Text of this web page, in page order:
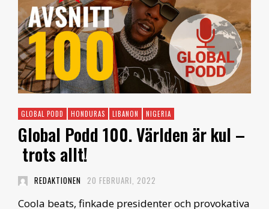
GLOBAL PODD HONDURAS LIBANON NIGERIA
Global Podd 100. Världen är kul –
trots allt!
REDAKTIONEN 20 FEBRUARI, 2022
Coola beats, finkade presidenter och provokativa